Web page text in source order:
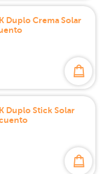
Duplo Crema Solar
Duplo Stick Solar